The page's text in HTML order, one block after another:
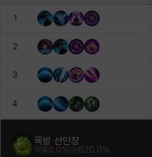
1
2
3
4
폭발 선인장
픽률 0.0% 승률 20.0%